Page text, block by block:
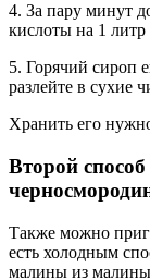
4. За пару минут
кислоты на 1 литр
5. Горячий сироп
разлейте в сухие
Хранить его
Второй
Также можно
есть холодным
малины из